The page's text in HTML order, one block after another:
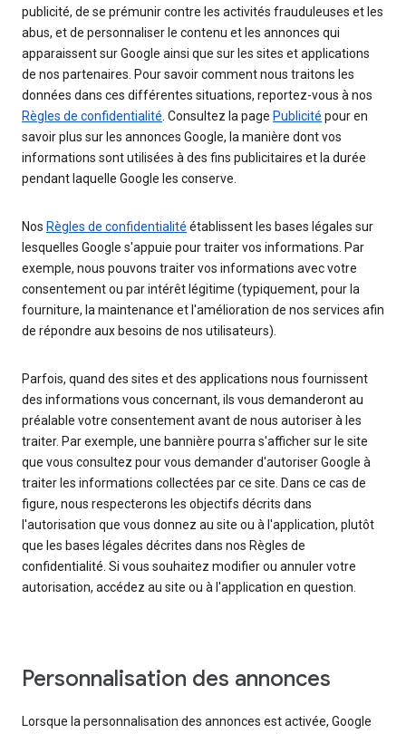
publicité, de se prémunir contre les activités frauduleuses et les
abus, et de personnaliser le contenu et les annonces qui
apparaissent sur Google ainsi que sur les sites et applications
de nos partenaires. Pour savoir comment nous traitons les
données dans ces différentes situations, reportez-vous à nos
Règles de confidentialité. Consultez la page Publicité pour en
savoir plus sur les annonces Google, la manière dont vos
informations sont utilisées à des fins publicitaires et la durée
pendant laquelle Google les conserve.
Nos Règles de confidentialité établissent les bases légales sur
lesquelles Google s'appuie pour traiter vos informations. Par
exemple, nous pouvons traiter vos informations avec votre
consentement ou par intérêt légitime (typiquement, pour la
fourniture, la maintenance et l'amélioration de nos services afin
de répondre aux besoins de nos utilisateurs).
Parfois, quand des sites et des applications nous fournissent
des informations vous concernant, ils vous demanderont au
préalable votre consentement avant de nous autoriser à les
traiter. Par exemple, une bannière pourra s'afficher sur le site
que vous consultez pour vous demander d'autoriser Google à
traiter les informations collectées par ce site. Dans ce cas de
figure, nous respecterons les objectifs décrits dans
l'autorisation que vous donnez au site ou à l'application, plutôt
que les bases légales décrites dans nos Règles de
confidentialité. Si vous souhaitez modifier ou annuler votre
autorisation, accédez au site ou à l'application en question.
Personnalisation des annonces
Lorsque la personnalisation des annonces est activée, Google